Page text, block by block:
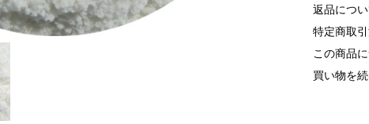
返品につ
特定商取
この商品
買い物を